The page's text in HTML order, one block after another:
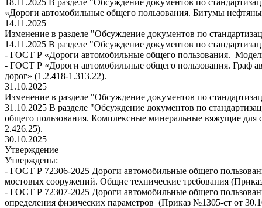
«Дороги автомобильные общего пользования. Битумы
14.11.2025
Изменение в разделе "Обсуждение документов по
14.11.2025 В разделе "Обсуждение документов по
- ГОСТ Р «Дороги автомобильные общего пользования.
- ГОСТ Р «Дороги автомобильные общего пользования. Граф
дорог» (1.2.418-1.313.22).
31.10.2025
Изменение в разделе "Обсуждение документов по
31.10.2025 В разделе "Обсуждение документов по
общего пользования. Комплексные минеральные вяжущие для
2.426.25).
30.10.2025
Утверждение
Утверждены:
- ГОСТ Р 72306-2025 Дороги автомобильные общего
мостовых сооружений. Общие технические требования
- ГОСТ Р 72307-2025 Дороги автомобильные общего
определения физических параметров (Приказ №1305-ст от